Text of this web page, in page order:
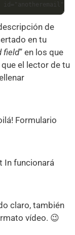
de
en tu
field” en los que
el lector de tu
Formulario
In funcionará
claro, también
vídeo. 😉